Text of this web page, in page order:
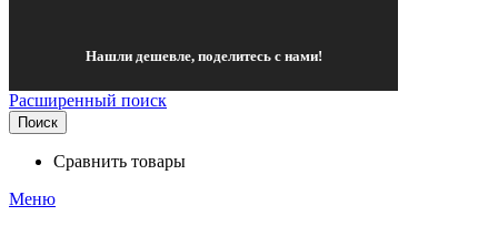
Нашли дешевле, поделитесь с нами!
Расширенный поиск
Поиск
Сравнить товары
Меню